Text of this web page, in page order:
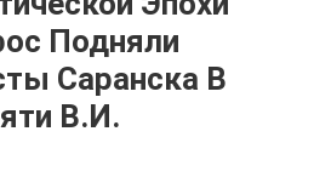
Подняли
Саранска В
В.И.